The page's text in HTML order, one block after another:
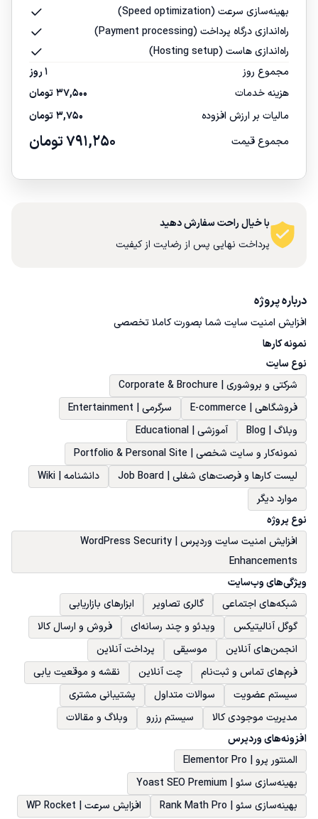
بهینه‌سازی سرعت (Speed optimization)
راه‌اندازی درگاه پرداخت (Payment processing)
راه‌اندازی هاست (Hosting setup)
مجموع روز
1 روز
هزینه خدمات
37,500 تومان
مالیات بر ارزش افزوده
3,750 تومان
مجموع قیمت
791,250تومان
با خیال راحت سفارش دهید
پرداخت نهایی پس از رضایت از کیفیت
درباره پروژه
افزایش امنیت سایت شما بصورت کاملا تخصصی
نمونه کارها
نوع سایت
شرکتی و بروشوری | Corporate & Brochure
فروشگاهی | E-commerce
سرگرمی | Entertainment
وبلاگ | Blog
آموزشی | Educational
نمونه‌کار و سایت شخصی | Portfolio & Personal Site
لیست کارها و فرصت‌های شغلی | Job Board
دانشنامه | Wiki
موارد دیگر
نوع پروژه
افزایش امنیت سایت وردپرس | WordPress Security
Enhancements
ویژگی‌های وب‌سایت
شبکه‌های اجتماعی
گالری تصاویر
ابزارهای بازاریابی
گوگل آنالیتیکس
ویدئو و چند رسانه‌ای
فروش و ارسال کالا
انجمن‌های آنلاین
موسیقی
پرداخت آنلاین
فرم‌های تماس و ثبت‌نام
چت آنلاین
نقشه و موقعیت یابی
سیستم عضویت
سوالات متداول
پشتیبانی مشتری
مدیریت موجودی کالا
سیستم رزرو
وبلاگ و مقالات
افزونه‌های وردپرس
المنتور پرو | Elementor Pro
بهینه‌سازی سئو | Yoast SEO Premium
بهینه‌سازی سئو | Rank Math Pro
افزایش سرعت | WP Rocket